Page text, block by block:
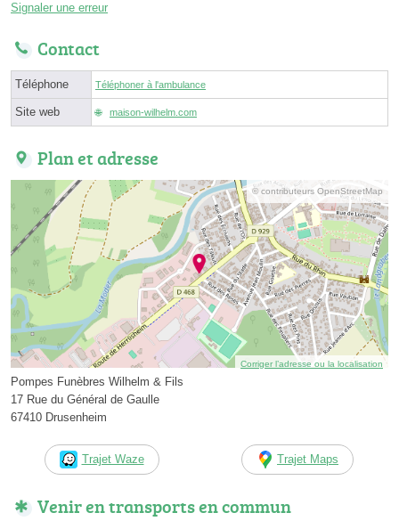
Signaler une erreur
Contact
Téléphone Téléphoner à l'ambulance
Site web maison-wilhelm.com
Plan et adresse
© contributeurs OpenStreetMap
Corriger l’adresse ou la localisation
Pompes Funèbres Wilhelm & Fils
17 Rue du Général de Gaulle
67410 Drusenheim
Trajet Waze Trajet Maps
Venir en transports en commun